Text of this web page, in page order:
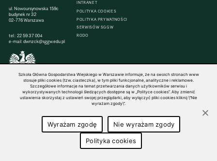
ul. Nowoursynowska 159c
budynek nr 32
02-776 Warszawa
tel.:22 59 37 004
e-mail:dwnzck@sggw.edu.pl
INTRANET
POLITYKA COOKIES
POLITYKA PRYWATNOŚCI
SERWISÓW SGGW
RODO
© 1816–2026 SGGW — ALL RIGHTS RESERVED
Szkoła Główna Gospodarstwa Wiejskiego w Warszawie informuje, że na swoich stronach www
stosuje pliki cookies (tzw. ciasteczka), w tym pliki funkcjonalne, analityczne i reklamowe.
Szczegółowe informacje na temat przetwarzania danych użytkowników serwisu i
wykorzystywanych technologii śledzących dostępne są w „Polityce cookies”. Aby zmienić
ustawienia skorzystaj z ustawień swojej przeglądarki, aby wyłączyć pliki cookies kliknij \"Nie
wyrażam zgody\".
Wyrażam zgodę Nie wyrażam zgody
Polityka cookies